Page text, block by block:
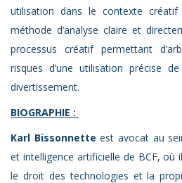
utilisation dans le contexte
méthode d’analyse claire et
processus créatif permettant
risques d’une utilisation précise
divertissement.
BIOGRAPHIE :
Karl Bissonnette est avocat au
et intelligence artificielle de BCF, où
le droit des technologies et la